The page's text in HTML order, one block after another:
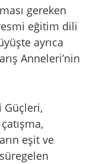
gereken
eğitim dili
ayrıca
Anneleri’nin
Güçleri,
eşit ve